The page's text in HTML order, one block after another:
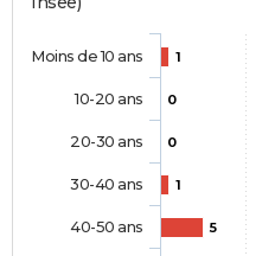
1
0
0
1
5
Moins de 10 ans
10-20 ans
20-30 ans
30-40 ans
40-50 ans